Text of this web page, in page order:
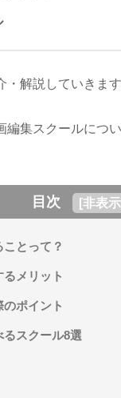
解説していきます
集スクールにつ
目次 [非表示
とって？
メリット
ポイント
スクール8選